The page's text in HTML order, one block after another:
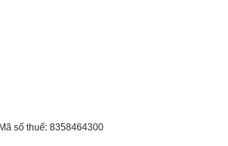
số thuế: 8358464300